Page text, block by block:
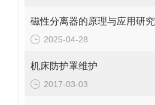
磁性分离器的原理与应用研究
2025-04-28
机床防护罩维护
2017-03-03